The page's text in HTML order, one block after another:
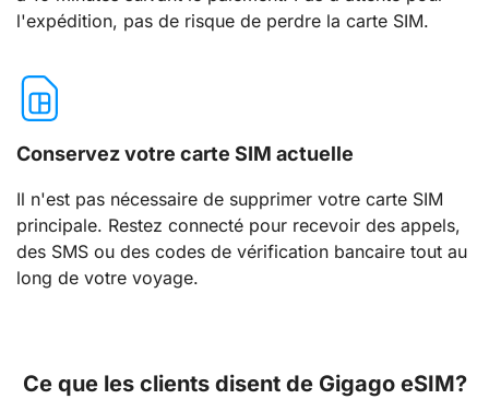
l'expédition, pas de risque de perdre la carte SIM.
Conservez votre carte SIM actuelle
Il n'est pas nécessaire de supprimer votre carte SIM
principale. Restez connecté pour recevoir des appels,
des SMS ou des codes de vérification bancaire tout au
long de votre voyage.
Ce que les clients disent de Gigago eSIM?